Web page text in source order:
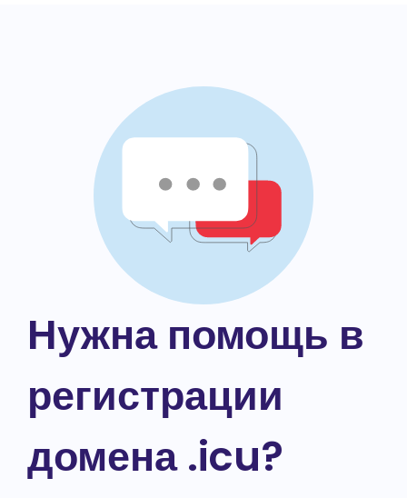
Нужна помощь в
регистрации
домена .icu?